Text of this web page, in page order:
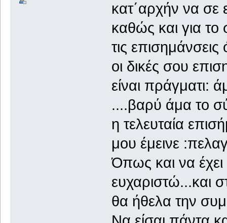
κατ΄αρχήν να σε
καθώς και για το
τις
οι δικές σου
είναι πράγματι:
....βαρύ άμα το
η τελευταία
μου έμεινε
Όπως και να
ευχαριστώ...και
θα ήθελα την